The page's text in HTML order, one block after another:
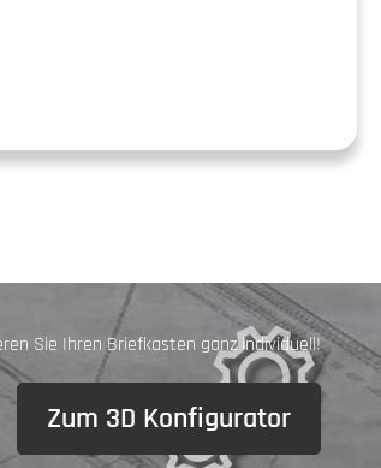
Sie Ihren Briefkasten ganz individuell!
Zum 3D Konfigurator